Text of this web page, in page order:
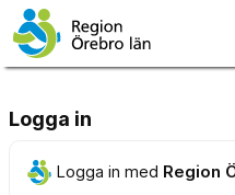
Logga in
Logga in med Region